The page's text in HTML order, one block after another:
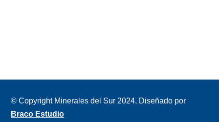
© Copyright Minerales del Sur 2024, Diseñado por
Braco Estudio